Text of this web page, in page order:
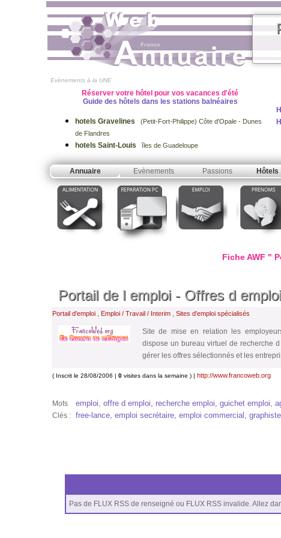
Evènements à la UNE
Réserver votre hôtel pour vos vacances d'été
Guide des hôtels dans les stations balnéaires
hotels Gravelines
(Petit-Fort-Philippe) Côte d'Opale - Dunes
de Flandres
hotels Saint-Louis îles de Guadeloupe
Annuaire Evènements Passions Hôtels
Fiche AWF "
Portail de l emploi - Offres d emploi
Portail d'emploi , Emploi / Travail / Interim , Sites d'emploi spécialisés
Site de mise en relation les
dispose un bureau virtuel de recherche
gérer les offres sélectionnés et les
( Inscrit le 28/08/2006 | 0 visites dans la semaine ) | http://www.francoweb.org
Mots
Clés :
emploi, offre d emploi, recherche emploi, guichet emploi,
free-lance, emploi secrétaire, emploi commercial,
Pas de FLUX RSS de renseigné ou FLUX RSS invalide. Allez